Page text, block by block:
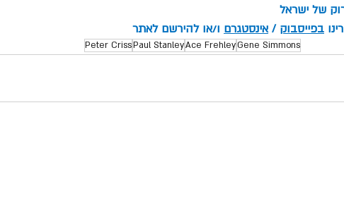
של ישראל
בפייסבוק / אינסטגרם ו/או להירשם לאתר
Gene Simmons
Ace Frehley
Paul Stanley
Peter Criss